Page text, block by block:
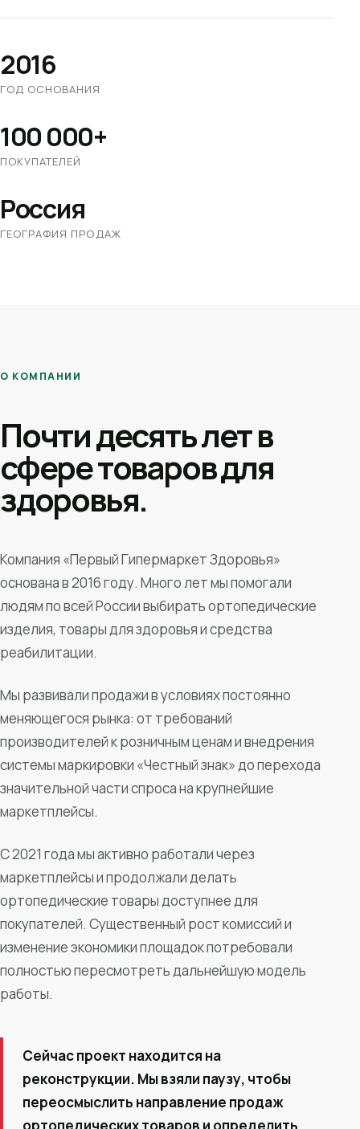
2016
ГОД ОСНОВАНИЯ
100 000+
ПОКУПАТЕЛЕЙ
Россия
ГЕОГРАФИЯ ПРОДАЖ
О КОМПАНИИ
Почти десять лет в
сфере товаров для
здоровья.
Компания «Первый Гипермаркет Здоровья»
основана в 2016 году. Много лет мы помогали
людям по всей России выбирать ортопедические
изделия, товары для здоровья и средства
реабилитации.
Мы развивали продажи в условиях постоянно
меняющегося рынка: от требований
производителей к розничным ценам и внедрения
системы маркировки «Честный знак» до перехода
значительной части спроса на крупнейшие
маркетплейсы.
С 2021 года мы активно работали через
маркетплейсы и продолжали делать
ортопедические товары доступнее для
покупателей. Существенный рост комиссий и
изменение экономики площадок потребовали
полностью пересмотреть дальнейшую модель
работы.
Сейчас проект находится на
реконструкции. Мы взяли паузу, чтобы
переосмыслить направление продаж